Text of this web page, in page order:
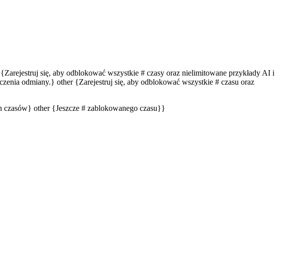
się, aby odblokować wszystkie # czasy oraz nielimitowane przykłady AI i
odmiany.} other {Zarejestruj się, aby odblokować wszystkie # czasu oraz
other {Jeszcze # zablokowanego czasu}}